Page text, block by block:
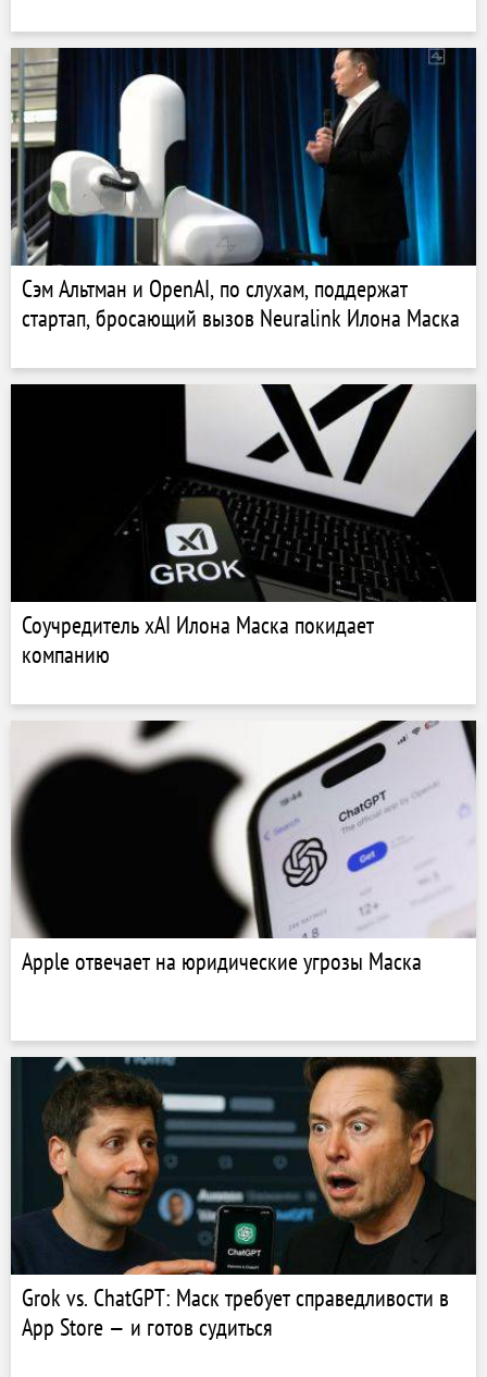
Сэм Альтман и OpenAI, по слухам, поддержат
стартап, бросающий вызов Neuralink Илона Маска
Соучредитель xAI Илона Маска покидает
компанию
Apple отвечает на юридические угрозы Маска
Grok vs. ChatGPT: Маск требует справедливости в
App Store — и готов судиться